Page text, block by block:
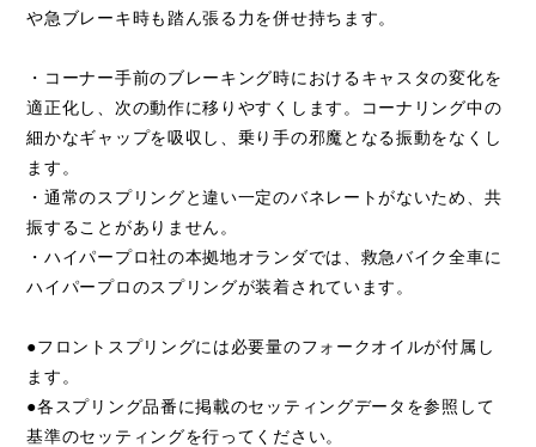
や急ブレーキ時も踏ん張る力を併せ持ちます。
・コーナー手前のブレーキング時におけるキャスタの変化を
適正化し、次の動作に移りやすくします。コーナリング中の
細かなギャップを吸収し、乗り手の邪魔となる振動をなくし
ます。
・通常のスプリングと違い一定のバネレートがないため、共
振することがありません。
・ハイパープロ社の本拠地オランダでは、救急バイク全車に
ハイパープロのスプリングが装着されています。
●フロントスプリングには必要量のフォークオイルが付属し
ます。
●各スプリング品番に掲載のセッティングデータを参照して
基準のセッティングを行ってください。